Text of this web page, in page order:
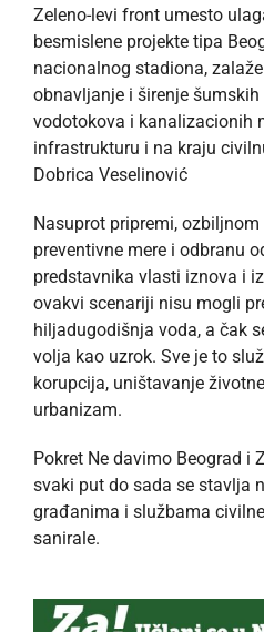
Zeleno-levi front umesto
besmislene projekte tipa
nacionalnog stadiona,
obnavljanje i širenje
vodotokova i kanalizacionih
infrastrukturu i na kraju
Dobrica Veselinović
Nasuprot pripremi,
preventivne mere i odbranu
predstavnika vlasti iznova i
ovakvi scenariji nisu mogli
hiljadugodišnja voda, a čak
volja kao uzrok. Sve je to
korupcija, uništavanje
urbanizam.
Pokret Ne davimo Beograd i
svaki put do sada se stavlja
građanima i službama
sanirale.